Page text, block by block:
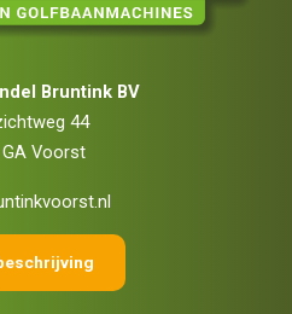
Bruntink BV
44
Voorst